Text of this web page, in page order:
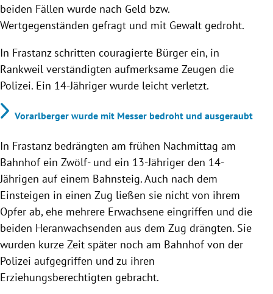
beiden Fällen wurde nach Geld bzw.
Wertgegenständen gefragt und mit Gewalt gedroht.
In Frastanz schritten couragierte Bürger ein, in
Rankweil verständigten aufmerksame Zeugen die
Polizei. Ein 14-Jähriger wurde leicht verletzt.
Vorarlberger wurde mit Messer bedroht und ausgeraubt
In Frastanz bedrängten am frühen Nachmittag am
Bahnhof ein Zwölf- und ein 13-Jähriger den 14-
Jährigen auf einem Bahnsteig. Auch nach dem
Einsteigen in einen Zug ließen sie nicht von ihrem
Opfer ab, ehe mehrere Erwachsene eingriffen und die
beiden Heranwachsenden aus dem Zug drängten. Sie
wurden kurze Zeit später noch am Bahnhof von der
Polizei aufgegriffen und zu ihren
Erziehungsberechtigten gebracht.